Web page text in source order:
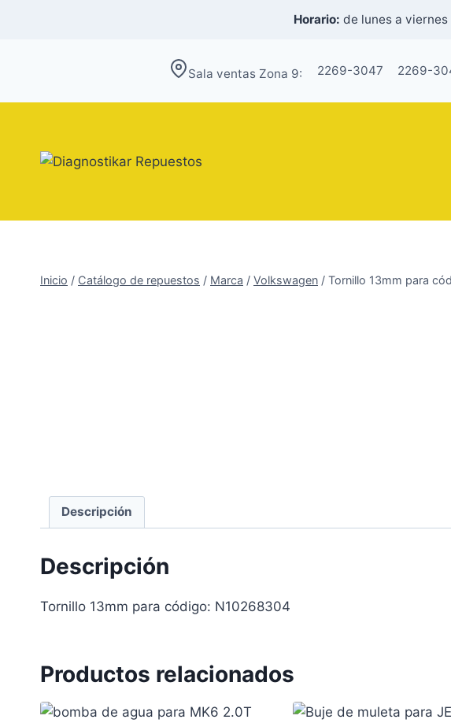
Horario: de lunes a
Sala ventas Zona 9: 2269-3047 2269-
Inicio / Catálogo de repuestos / Marca / Volkswagen / Tornillo 13mm para
Descripción
Descripción
Tornillo 13mm para código: N10268304
Productos relacionados